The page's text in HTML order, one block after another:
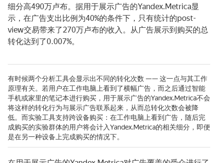
细分高490万卢布。据用于展示广告的Yandex.Metrica显
示，在广告支出比例为40%的条件下，只有统计的post-
view交易带来了270万卢布的收入。从广告展示到购买的总
转化达到了0.007%。
有时候两个分析工具会显示出不同的转化次数 —— 这一点与其工作
原理有关。若用户在工作电脑上看到了横幅广告，而之后通过智能
手机或家里的笔记本进行购买，用于展示广告的Yandex.Metrica不会
将这样的转化行为与展示广告联系起来，从而总转化次数会被降
低。而实验工具支持跨设备购买：在工作电脑上看到广告，随后完
成购买的实验群体的用户将会计入Yandex.Metrica的相关细分，即便
是在另一种设备上完成购买的情况下。